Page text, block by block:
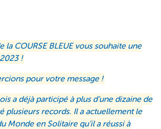
la COURSE BLEUE vous souhaite une
!
pour votre message !
a déjà participé à plus d’une dizaine de
plusieurs records. Il a actuellement le
Monde en Solitaire qu’il a réussi à